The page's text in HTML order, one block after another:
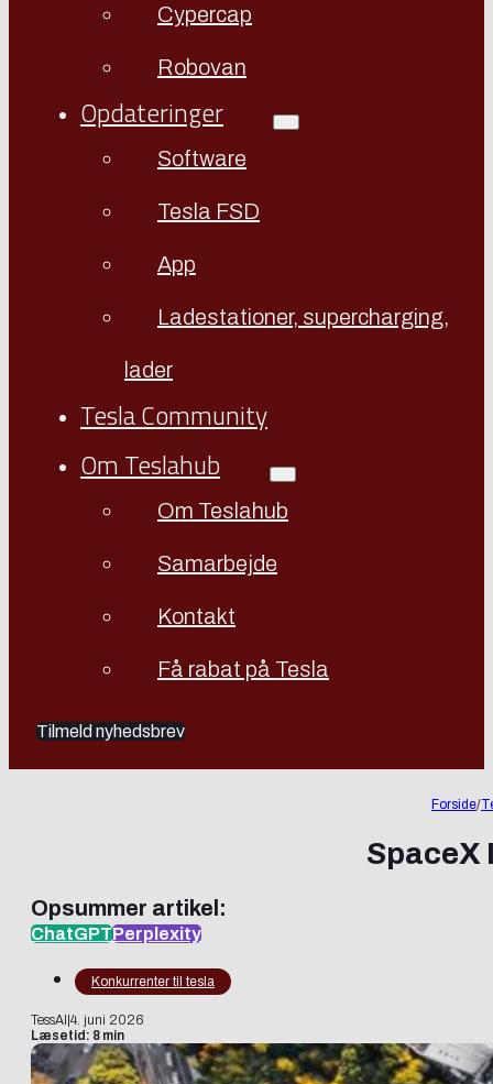
Cypercap
Robovan
Opdateringer
Software
Tesla FSD
App
Ladestationer, supercharging,
lader
Tesla Community
Om Teslahub
Om Teslahub
Samarbejde
Kontakt
Få rabat på Tesla
Tilmeld nyhedsbrev
Forside/
SpaceX
Opsummer artikel:
ChatGPTPerplexity
Konkurrenter til tesla
TessAI 4. juni 2026
Læsetid: 8 min